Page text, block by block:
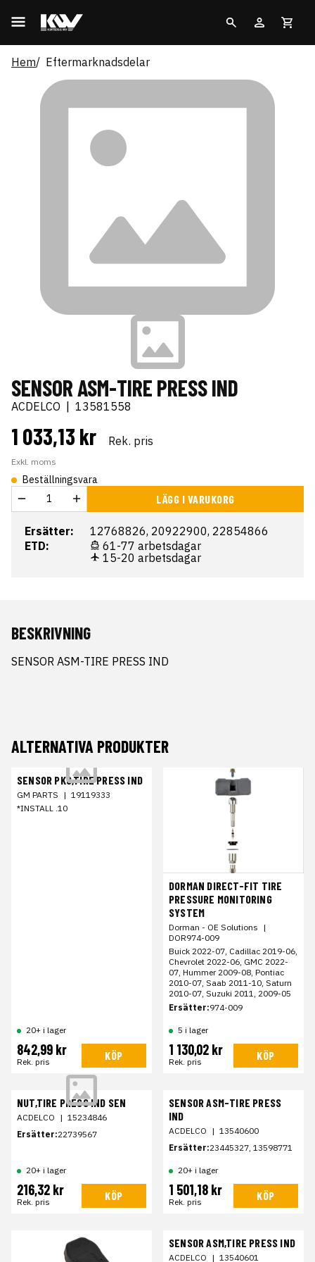
Hem Eftermarknadsdelar
SENSOR ASM-TIRE PRESS IND
ACDELCO 13581558
1 033,13 kr Rek. pris
Exkl. moms
Beställningsvara
LÄGG I VARUKORG
Ersätter:
12768826, 20922900, 22854866
ETD:
61-77 arbetsdagar
15-20 arbetsdagar
BESKRIVNING
SENSOR ASM-TIRE PRESS IND
ALTERNATIVA PRODUKTER
SENSOR PKG,TIRE PRESS IND
GM PARTS | 19119333
*INSTALL .10
20+ i lager
842,99 kr
Rek. pris KÖP
DORMAN DIRECT-FIT TIRE
PRESSURE MONITORING
SYSTEM
Dorman - OE Solutions |
DOR974-009
Buick 2022-07, Cadillac 2019-06,
Chevrolet 2022-06, GMC 2022-
07, Hummer 2009-08, Pontiac
2010-07, Saab 2011-10, Saturn
2010-07, Suzuki 2011, 2009-05
Ersätter:974-009
5 i lager
1 130,02 kr
Rek. pris KÖP
NUT,TIRE PRESS IND SEN
ACDELCO | 15234846
Ersätter:22739567
20+ i lager
216,32 kr
Rek. pris KÖP
SENSOR ASM-TIRE PRESS
IND
ACDELCO | 13540600
Ersätter:23445327, 13598771
20+ i lager
1 501,18 kr
Rek. pris KÖP
SENSOR ASM,TIRE PRESS IND
ACDELCO | 13540601